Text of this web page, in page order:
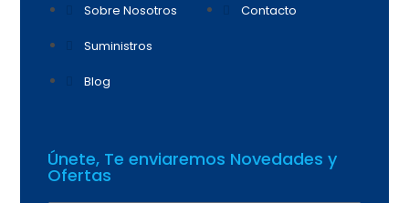
Sobre Nosotros
Suministros
Blog
Contacto
Únete, Te enviaremos Novedades y
Ofertas